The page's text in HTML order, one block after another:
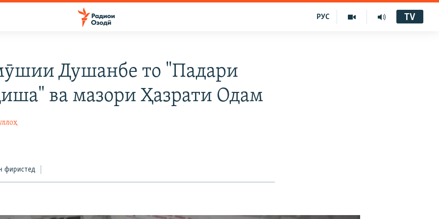
РУС TV
Душанбе то "Падари
ва мазори Ҳазрати Одам
фиристед